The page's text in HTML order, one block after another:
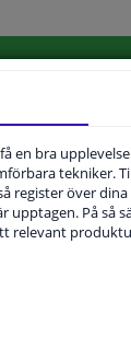
en bra
tekniker.
register över
upptagen. På så
relevant